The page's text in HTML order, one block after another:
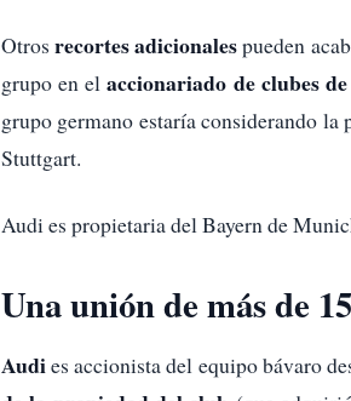
Otrosrecortes adicionalespueden
grupo en elaccionariado de clubes
grupo germano estaría considerando
Stuttgart.
Audi es propietaria del Bayern de
Una unión de más de
Audies accionista del equipo bávaro